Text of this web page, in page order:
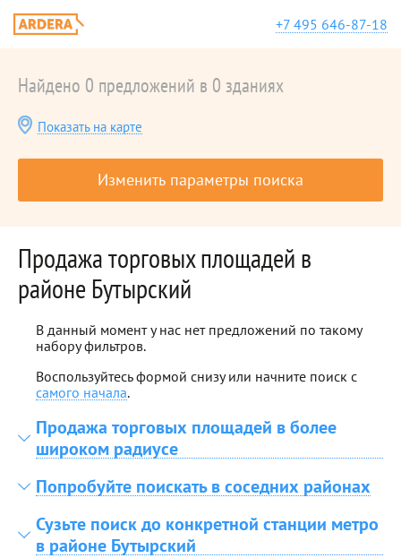
+7 495 646-87-18
Найдено 0 предложений в 0 зданиях
Показать на карте
Изменить параметры поиска
Продажа торговых площадей в
районе Бутырский
В данный момент у нас нет предложений по такому
набору фильтров.
Воспользуйтесь формой снизу или начните поиск с
самого начала.
Продажа торговых площадей в более
широком радиусе
Попробуйте поискать в соседних районах
Сузьте поиск до конкретной станции метро
в районе Бутырский